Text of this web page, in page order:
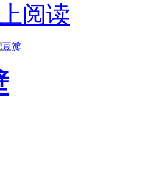
阅读